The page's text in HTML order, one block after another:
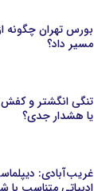
بورس تهران چگونه
مسیر داد؟
تنگی انگشتر و
یا هشدار جدی؟
غریب‌آبادی: